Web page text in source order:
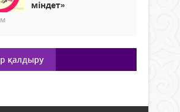
міндет»
қалдыру